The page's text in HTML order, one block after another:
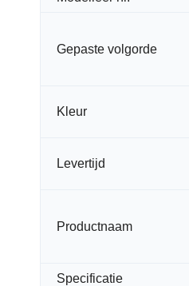
Gepaste volgorde
Kleur
Levertijd
Productnaam
Specificatie